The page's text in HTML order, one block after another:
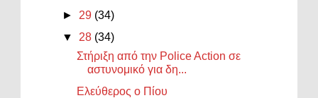
► 29 (34)
▼ 28 (34)
Στήριξη από την Police Action σε
αστυνομικό για δη...
Ελεύθερος ο Πίου